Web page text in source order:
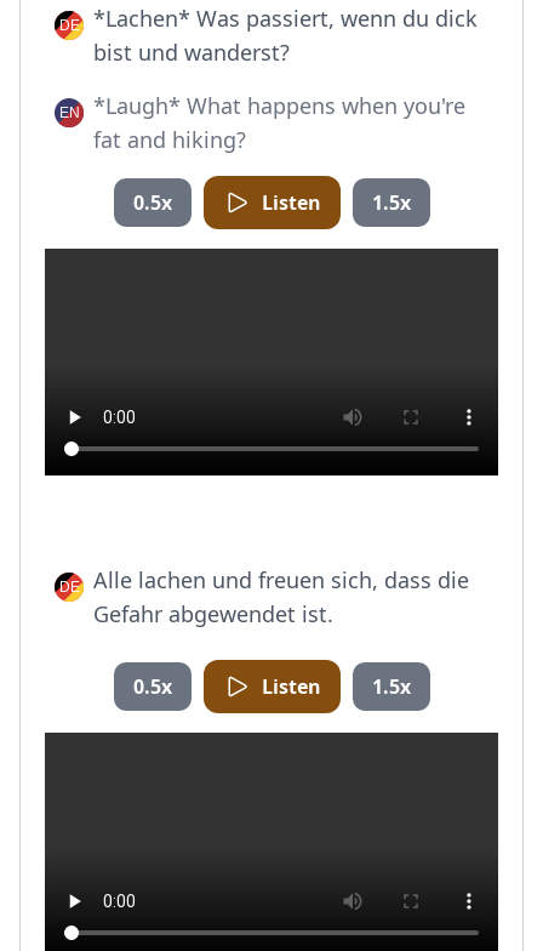
*Lachen* Was passiert, wenn du dick
bist und wanderst?
*Laugh* What happens when you're
fat and hiking?
0.5x Listen 1.5x
Alle lachen und freuen sich, dass die
Gefahr abgewendet ist.
0.5x Listen 1.5x